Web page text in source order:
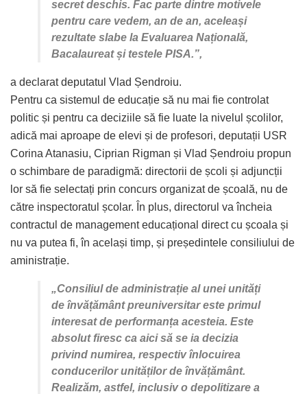
secret deschis. Fac parte dintre motivele
pentru care vedem, an de an, aceleași
rezultate slabe la Evaluarea Națională,
Bacalaureat și testele PISA.”,
a declarat deputatul Vlad Șendroiu.
Pentru ca sistemul de educație să nu mai fie controlat
politic și pentru ca deciziile să fie luate la nivelul școlilor,
adică mai aproape de elevi și de profesori, deputații USR
Corina Atanasiu, Ciprian Rigman și Vlad Șendroiu propun
o schimbare de paradigmă: directorii de școli și adjuncții
lor să fie selectați prin concurs organizat de școală, nu de
către inspectoratul școlar. În plus, directorul va încheia
contractul de management educațional direct cu școala și
nu va putea fi, în același timp, și președintele consiliului de
aministrație.
„Consiliul de administrație al unei unități
de învățământ preuniversitar este primul
interesat de performanța acesteia. Este
absolut firesc ca aici să se ia decizia
privind numirea, respectiv înlocuirea
conducerilor unităților de învățământ.
Realizăm, astfel, inclusiv o depolitizare a